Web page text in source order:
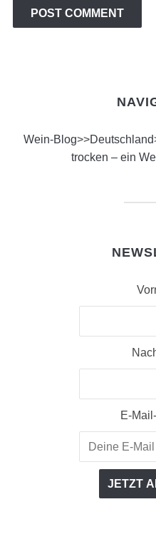
Wein-Blog>>Deutschland
trocken – ein
E-